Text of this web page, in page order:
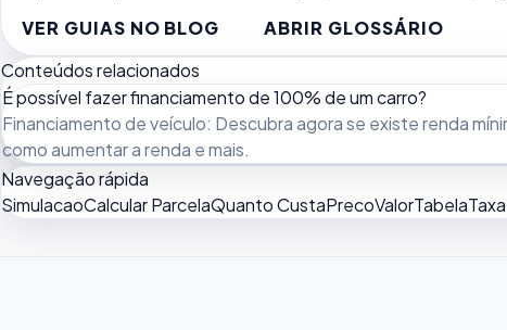
VER GUIAS NO BLOG
ABRIR GLOSSÁRIO
Conteúdos relacionados
É possível fazer financiamento de 100% de um carro?
Financiamento de veículo: Descubra agora se existe renda
como aumentar a renda e mais.
Navegação rápida
SimulacaoCalcular ParcelaQuanto CustaPrecoValorTabela